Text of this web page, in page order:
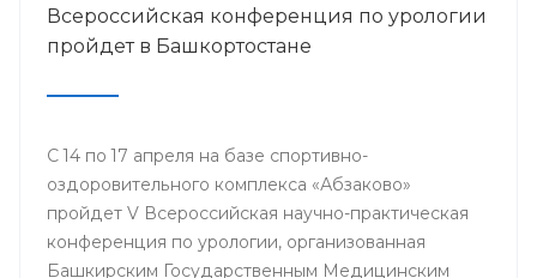
Всероссийская конференция по урологии
пройдет в Башкортостане
С 14 по 17 апреля на базе спортивно-
оздоровительного комплекса «Абзаково»
пройдет V Всероссийская научно-практическая
конференция по урологии, организованная
Башкирским Государственным Медицинским